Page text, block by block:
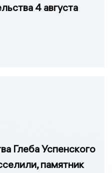
4 августа
Глеба Успенского
памятник